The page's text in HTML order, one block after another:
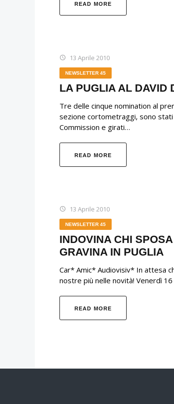
READ MORE
13 Aprile 2010
NEWSLETTER 45
LA PUGLIA AL DAVID
Tre delle cinque nomination al
sezione cortometraggi, sono stati
Commission e girati…
READ MORE
13 Aprile 2010
NEWSLETTER 45
INDOVINA CHI
GRAVINA IN PUGLIA
Car* Amic* Audiovisiv* In attesa
nostre più nelle novità! Venerdì
READ MORE